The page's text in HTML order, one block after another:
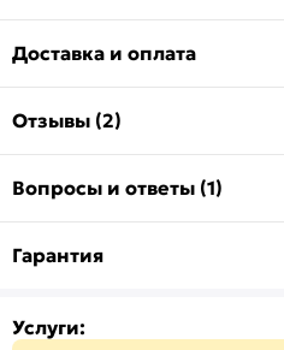
Доставка и оплата
Отзывы (2)
Вопросы и ответы (1)
Гарантия
Услуги: